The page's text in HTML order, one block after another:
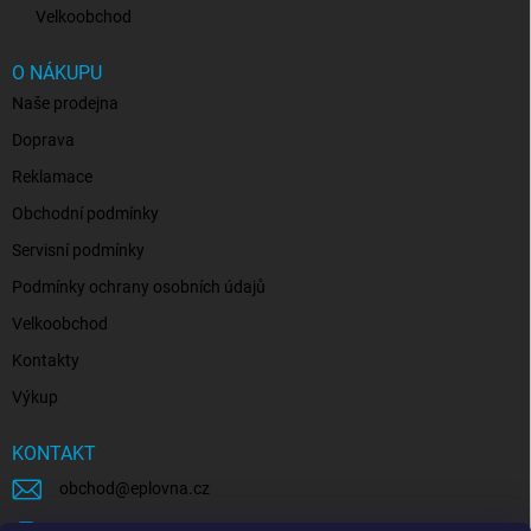
Velkoobchod
O NÁKUPU
Naše prodejna
Doprava
Reklamace
Obchodní podmínky
Servisní podmínky
Podmínky ochrany osobních údajů
Velkoobchod
Kontakty
Výkup
KONTAKT
obchod @eplovna.cz